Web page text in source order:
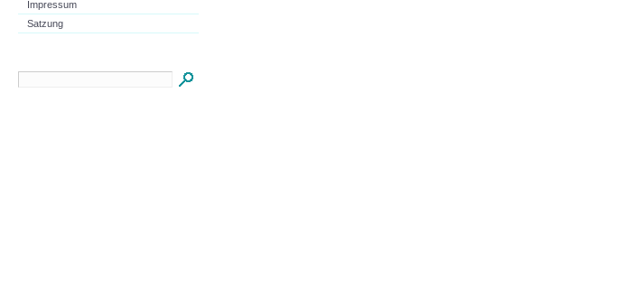
Impressum
Satzung